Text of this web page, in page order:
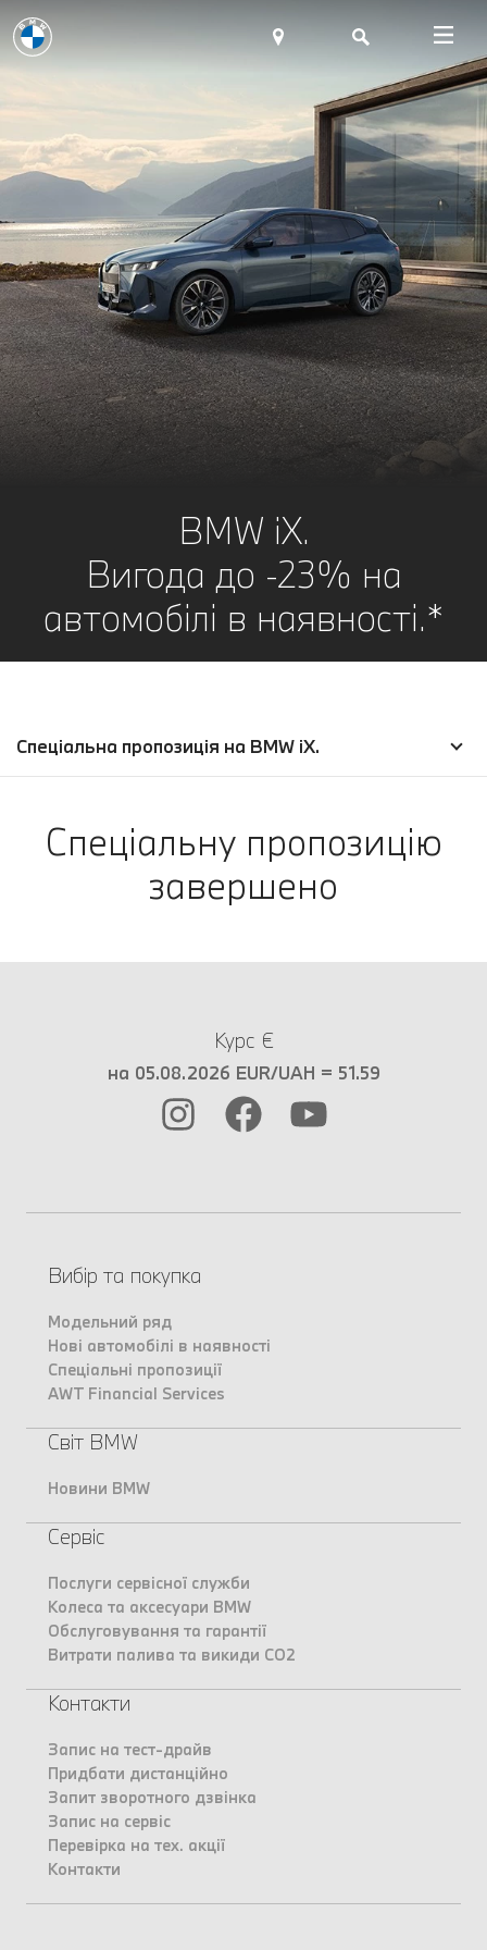
BMW iX.
Вигода до -23% на
автомобілі в наявності.*
Спеціальна пропозиція на BMW iX.
Спеціальну пропозицію
завершено
Курс €
на 05.08.2026 EUR/UAH = 51.59
Вибір та покупка
Модельний ряд
Нові автомобілі в наявності
Спеціальні пропозиції
AWT Financial Services
Світ BMW
Новини BMW
Сервіс
Послуги сервісної служби
Колеса та аксесуари BMW
Обслуговування та гарантії
Витрати палива та викиди CO2
Контакти
Запис на тест-драйв
Придбати дистанційно
Запит зворотного дзвінка
Запис на сервіс
Перевірка на тех. акції
Контакти